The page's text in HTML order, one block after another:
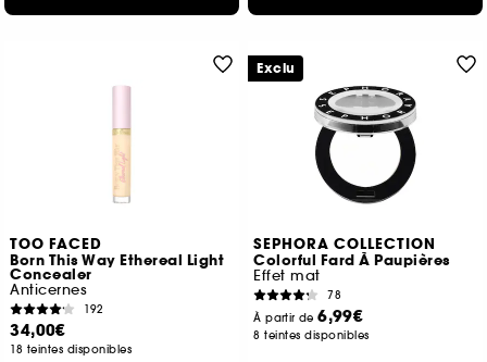
TOO FACED
Born This Way Ethereal Light
Concealer
Anticernes
192
34,00€
18 teintes disponibles
SEPHORA COLLECTION
Colorful Fard À Paupières
Effet mat
78
À partir de6,99€
8 teintes disponibles
Exclu